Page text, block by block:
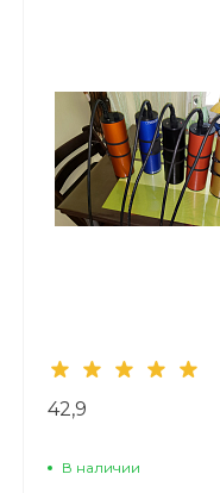
42,9
В наличии